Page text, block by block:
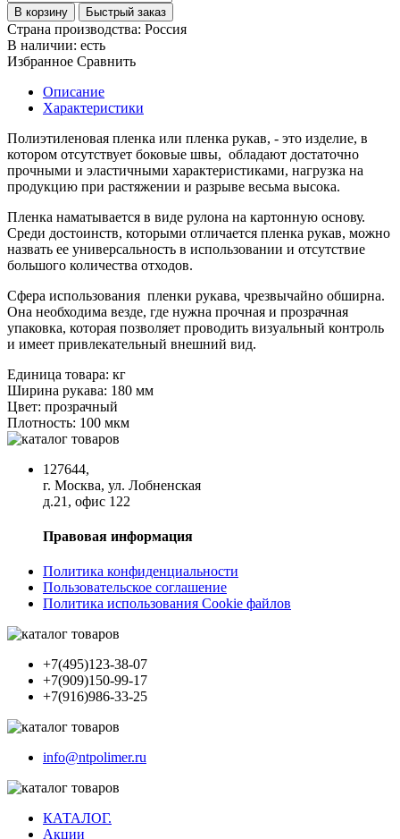
В корзину Быстрый заказ
Страна производства: Россия
В наличии: есть
Избранное Сравнить
Описание
Характеристики
Полиэтиленовая пленка или пленка рукав, - это изделие, в
котором отсутствует боковые швы, обладают достаточно
прочными и эластичными характеристиками, нагрузка на
продукцию при растяжении и разрыве весьма высока.
Пленка наматывается в виде рулона на картонную основу.
Среди достоинств, которыми отличается пленка рукав, можно
назвать ее универсальность в использовании и отсутствие
большого количества отходов.
Сфера использования пленки рукава, чрезвычайно обширна.
Она необходима везде, где нужна прочная и прозрачная
упаковка, которая позволяет проводить визуальный контроль
и имеет привлекательный внешний вид.
Единица товара: кг
Ширина рукава: 180 мм
Цвет: прозрачный
Плотность: 100 мкм
127644,
г. Москва, ул. Лобненская
д.21, офис 122
Правовая информация
Политика конфиденциальности
Пользовательское соглашение
Политика использования Cookie файлов
+7(495)123-38-07
+7(909)150-99-17
+7(916)986-33-25
info@ntpolimer.ru
КАТАЛОГ.
Акции